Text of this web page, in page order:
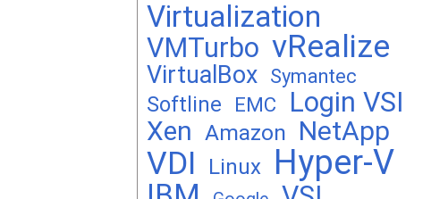
Virtualization
VMTurbo vRealize
VirtualBox Symantec
Softline EMC
Login VSI
Xen Amazon NetApp
VDI Linux Hyper-V